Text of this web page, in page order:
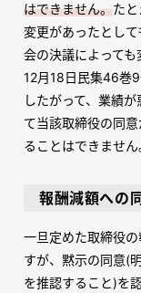
はできません。た
変更があったとし
会の決議によって
12月18日民集46巻9
したがって、業績
て当該取締役の同
ることはできません
報酬減額への
一旦定めた取締役
すが、黙示の同意(
を推認すること)を